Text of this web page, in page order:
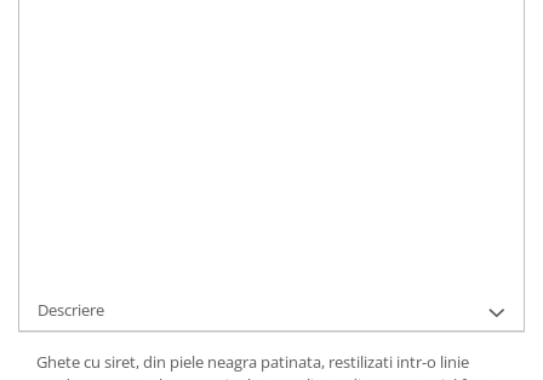
Descriere
Ghete cu siret, din piele neagra patinata, restilizati intr-o linie